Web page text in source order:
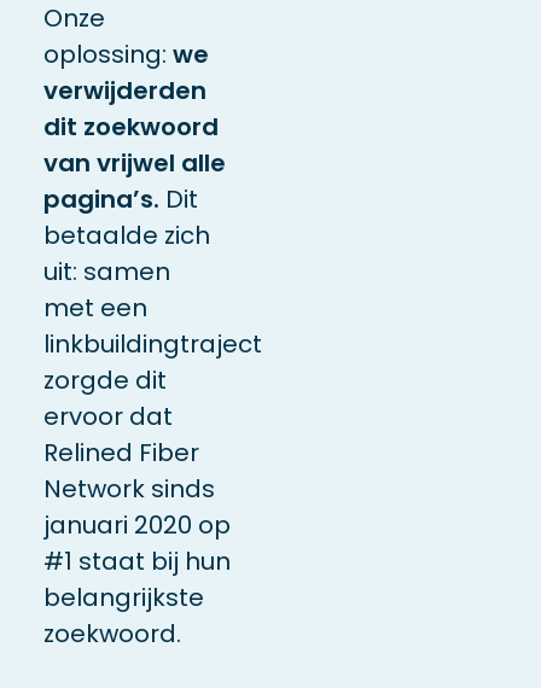
Onze
oplossing: we
verwijderden
dit zoekwoord
van vrijwel alle
pagina’s. Dit
betaalde zich
uit: samen
met een
linkbuildingtraject
zorgde dit
ervoor dat
Relined Fiber
Network sinds
januari 2020 op
#1 staat bij hun
belangrijkste
zoekwoord.